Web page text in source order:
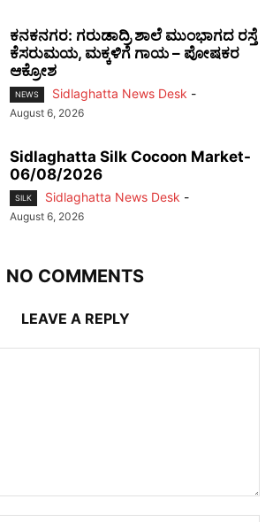
ಕನಕನಗರ: ಗರುಡಾದ್ರಿ ಶಾಲೆ ಮುಂಭಾಗದ ರಸ್ತೆ
ಕೆಸರುಮಯ, ಮಕ್ಕಳಿಗೆ ಗಾಯ – ಪೋಷಕರ
ಆಕ್ರೋಶ
NEWS Sidlaghatta News Desk -
August 6, 2026
Sidlaghatta Silk Cocoon Market-
06/08/2026
SILK Sidlaghatta News Desk -
August 6, 2026
NO COMMENTS
LEAVE A REPLY